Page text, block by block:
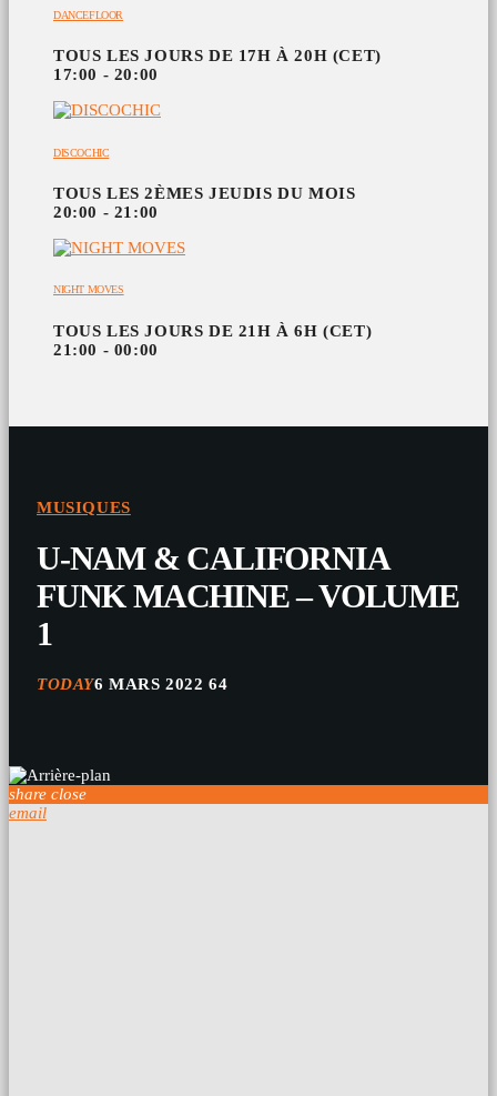
DANCEFLOOR
TOUS LES JOURS DE 17H À 20H (CET)
17:00 - 20:00
DISCOCHIC
TOUS LES 2ÈMES JEUDIS DU MOIS
20:00 - 21:00
NIGHT MOVES
TOUS LES JOURS DE 21H À 6H (CET)
21:00 - 00:00
MUSIQUES
U-NAM & CALIFORNIA
FUNK MACHINE – VOLUME
1
TODAY6 MARS 2022 64
share close
email